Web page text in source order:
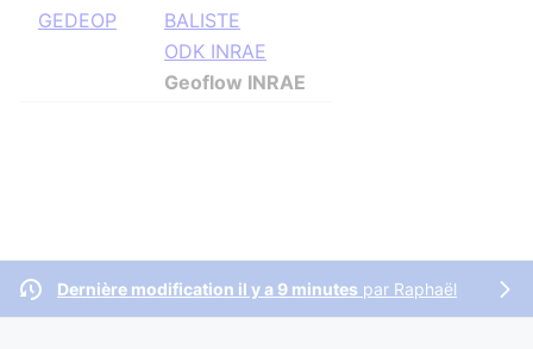
GEDEOP
BALISTE
ODK INRAE
Geoflow INRAE
Dernière modification il y a 9 minutes par Raphaël